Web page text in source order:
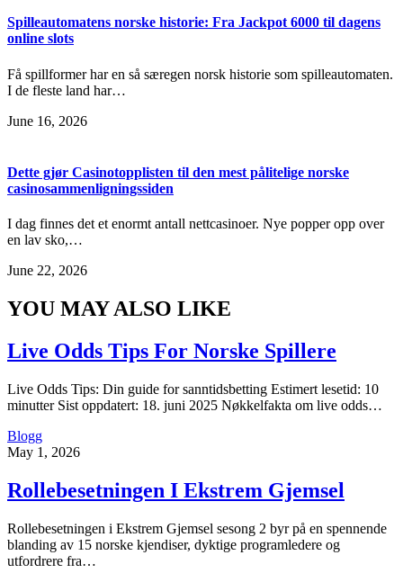
Spilleautomatens norske historie: Fra Jackpot 6000 til dagens
online slots
Få spillformer har en så særegen norsk historie som spilleautomaten.
I de fleste land har…
June 16, 2026
Dette gjør Casinotopplisten til den mest pålitelige norske
casinosammenligningssiden
I dag finnes det et enormt antall nettcasinoer. Nye popper opp over
en lav sko,…
June 22, 2026
YOU MAY ALSO LIKE
Live Odds Tips For Norske Spillere
Live Odds Tips: Din guide for sanntidsbetting Estimert lesetid: 10
minutter Sist oppdatert: 18. juni 2025 Nøkkelfakta om live odds…
Blogg
May 1, 2026
Rollebesetningen I Ekstrem Gjemsel
Rollebesetningen i Ekstrem Gjemsel sesong 2 byr på en spennende
blanding av 15 norske kjendiser, dyktige programledere og
utfordrere fra…